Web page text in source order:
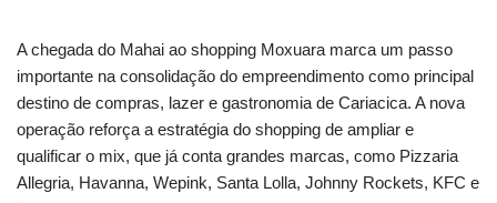
A chegada do Mahai ao shopping Moxuara marca um passo
importante na consolidação do empreendimento como principal
destino de compras, lazer e gastronomia de Cariacica. A nova
operação reforça a estratégia do shopping de ampliar e
qualificar o mix, que já conta grandes marcas, como Pizzaria
Allegria, Havanna, Wepink, Santa Lolla, Johnny Rockets, KFC e